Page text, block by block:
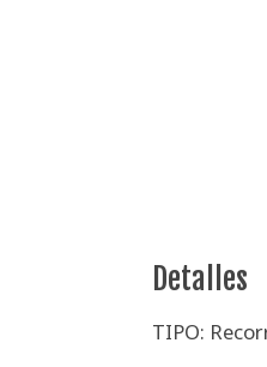
Detalles
TIPO: